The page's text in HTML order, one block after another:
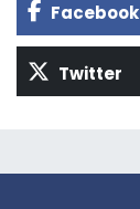
Facebook
Twitter